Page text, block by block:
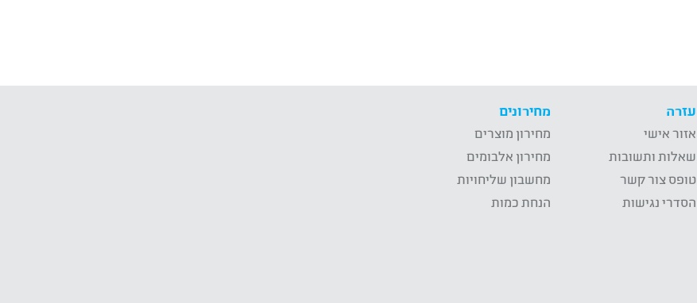
עזרה
אזור אישי
שאלות ותשובות
טופס צור קשר
הסדרי נגישות
מחירונים
מחירון מוצרים
מחירון אלבומים
מחשבון שליחויות
הנחת כמות